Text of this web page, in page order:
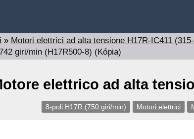
» Motori elettrici ad alta tensione H17R-IC411
giri/min (H17R500-8) (Kópia)
elettrico ad alta
8-poli H17R (750 giri/min) Motori elettrici